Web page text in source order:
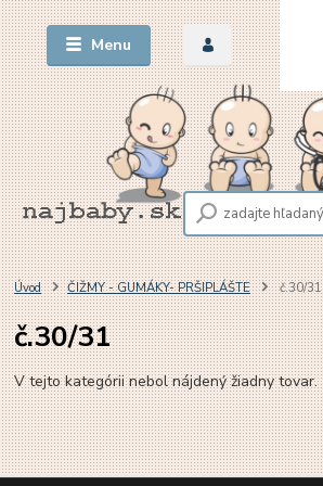
Menu
Úvod ČIŽMY - GUMÁKY- PRŠIPLÁŠTE č.30/31
č.30/31
V tejto kategórii nebol nájdený žiadny tovar.